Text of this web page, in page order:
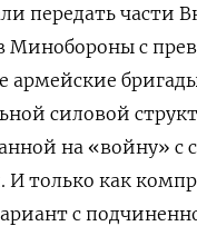
передать части
Минобороны с
армейские
силовой
на «войну» с
И только как
с